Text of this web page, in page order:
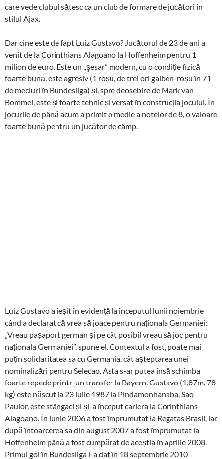
care vede clubul sătesc ca un club de formare de jucători în
stilul Ajax.
Dar cine este de fapt Luiz Gustavo? Jucătorul de 23 de ani a
venit de la Corinthians Alagoano la Hoffenheim pentru 1
milion de euro. Este un „şesar” modern, cu o condiție fizică
foarte bună, este agresiv (1 roșu, de trei ori galben-roșu în 71
de meciuri în Bundesliga) și, spre deosebire de Mark van
Bommel, este și foarte tehnic și versat în construcția jocului. În
jocurile de până acum a primit o medie a notelor de 8, o valoare
foarte bună pentru un jucător de câmp.
Luiz Gustavo a ieșit în evidență la începutul lunii noiembrie
când a declarat că vrea să joace pentru naționala Germaniei:
„Vreau pașaport german și pe cât posibil vreau să joc pentru
naționala Germaniei”, spune el. Contextul a fost, poate mai
puțin solidaritatea sa cu Germania, cât așteptarea unei
nominalizări pentru Selecao. Asta s-ar putea însă schimba
foarte repede printr-un transfer la Bayern. Gustavo (1,87m, 78
kg) este născut la 23 iulie 1987 la Pindamonhanaba, Sao
Paulor, este stângaci și și-a început cariera la Corinthians
Alagoano. În iunie 2006 a fost împrumutat la Regatas Brasil, iar
după întoarcerea sa din august 2007 a fost împrumutat la
Hoffenheim până a fost cumpărat de aceștia în aprilie 2008.
Primul gol în Bundesliga l-a dat în 18 septembrie 2010